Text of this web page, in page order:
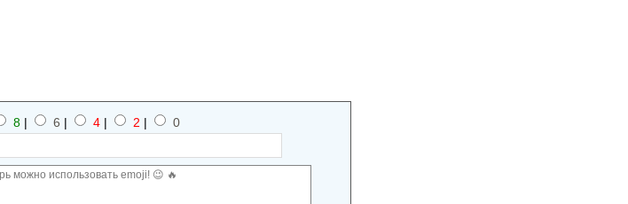
8 | 6 | 4 | 2 |
0